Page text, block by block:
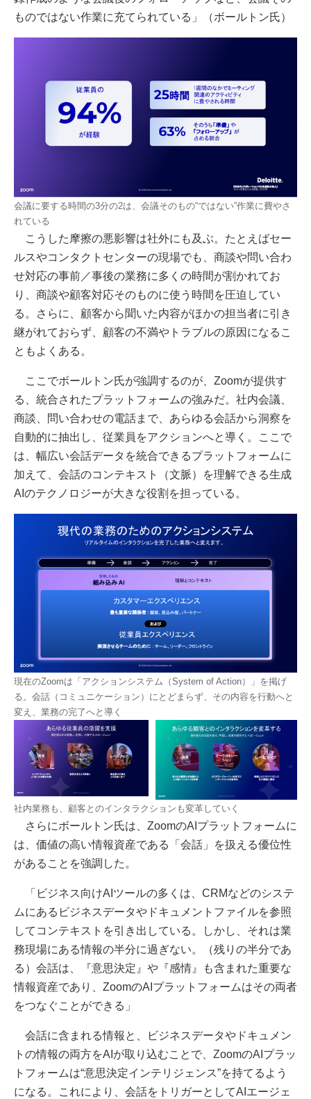
ものではない作業に充てられている」（ボールトン氏）
会議に要する時間の3分の2は、会議そのもの“ではない”作業に費やさ
れている
こうした摩擦の悪影響は社外にも及ぶ。たとえばセー
ルスやコンタクトセンターの現場でも、商談や問い合わ
せ対応の事前／事後の業務に多くの時間が割かれてお
り、商談や顧客対応そのものに使う時間を圧迫してい
る。さらに、顧客から聞いた内容がほかの担当者に引き
継がれておらず、顧客の不満やトラブルの原因になるこ
ともよくある。
ここでボールトン氏が強調するのが、Zoomが提供す
る、統合されたプラットフォームの強みだ。社内会議、
商談、問い合わせの電話まで、あらゆる会話から洞察を
自動的に抽出し、従業員をアクションへと導く。ここで
は、幅広い会話データを統合できるプラットフォームに
加えて、会話のコンテキスト（文脈）を理解できる生成
AIのテクノロジーが大きな役割を担っている。
現在のZoomは「アクションシステム（System of Action）」を掲げ
る。会話（コミュニケーション）にとどまらず、その内容を行動へと
変え、業務の完了へと導く
社内業務も、顧客とのインタラクションも変革していく
さらにボールトン氏は、ZoomのAIプラットフォームに
は、価値の高い情報資産である「会話」を扱える優位性
があることを強調した。
「ビジネス向けAIツールの多くは、CRMなどのシステ
ムにあるビジネスデータやドキュメントファイルを参照
してコンテキストを引き出している。しかし、それは業
務現場にある情報の半分に過ぎない。（残りの半分であ
る）会話は、『意思決定』や『感情』も含まれた重要な
情報資産であり、ZoomのAIプラットフォームはその両者
をつなぐことができる」
会話に含まれる情報と、ビジネスデータやドキュメン
トの情報の両方をAIが取り込むことで、ZoomのAIプラッ
トフォームは“意思決定インテリジェンス”を持てるよう
になる。これにより、会話をトリガーとしてAIエージェ